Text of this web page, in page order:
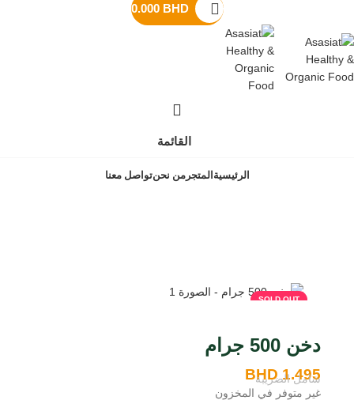
0.000 BHD
القائمة
الرئيسية المتجرمن نحنتواصل معنا
SOLD OUT
دخن 500 جرام
1.495
BHD
شامل الضريبة
غير متوفر في المخزون